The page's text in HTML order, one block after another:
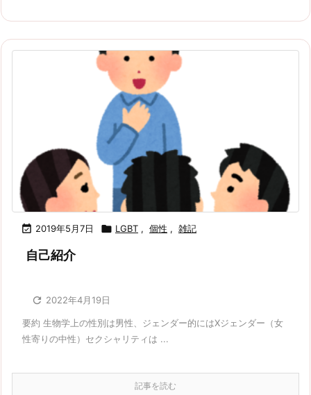
 2019年5月7日  LGBT , 個性 , 雑記
自己紹介
 2022年4月19日
要約 生物学上の性別は男性、ジェンダー的にはXジェンダー（女
性寄りの中性）セクシャリティは ...
記事を読む